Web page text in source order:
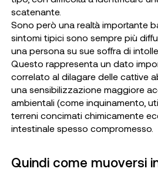
scatenante.
Sono però una realtà importante
sintomi tipici sono sempre più
una persona su sue soffra di
Questo rappresenta un dato
correlato al dilagare delle cattive
una sensibilizzazione maggiore
ambientali (come inquinamento,
terreni concimati chimicamente
intestinale spesso compromesso.
Quindi come muoversi